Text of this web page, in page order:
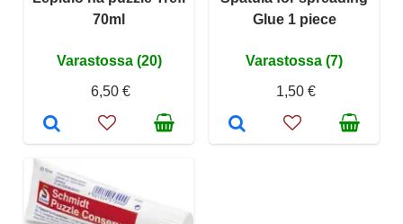
70ml
Varastossa (20)
6,50 €
Glue 1 piece
Varastossa (7)
1,50 €